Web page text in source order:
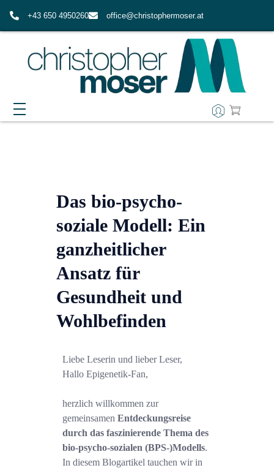
+43 650 4950260 office@christophermoser.at
MEINE WERTE
ALLGEMEINE FRAGEN
Das bio-psycho-
soziale Modell: Ein
ganzheitlicher
Ansatz für
Gesundheit und
Wohlbefinden
Liebe Leserin und lieber Leser,
Hallo Epigenetik-Fan,
herzlich willkommen zur
gemeinsamen Entdeckungsreise
durch das faszinierende Thema des
bio-psycho-sozialen (BPS-)Modells.
In diesem Blogartikel tauchen wir in